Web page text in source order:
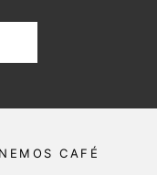
CAFÉ